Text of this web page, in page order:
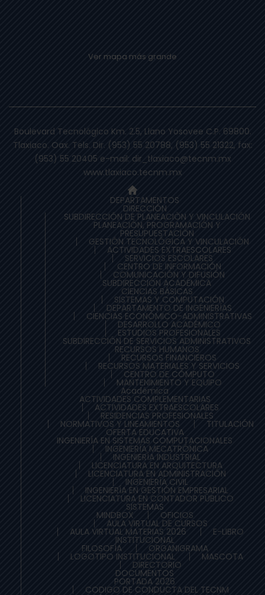
Ver mapa más grande
Boulevard Tecnológico Km. 2.5, Llano Yosovee C.P. 69800.
Tlaxiaco. Oax. Tels. Dir. (953) 55 20788, (953) 55 21322, fax:
(953) 55 20405 e-mail: dir_tlaxiaco@tecnm.mx
www.tlaxiaco.tecnm.mx
DEPARTAMENTOS
DIRECCIÓN
SUBDIRECCIÓN DE PLANEACIÒN Y VINCULACIÓN
PLANEACIÓN, PROGRAMACIÓN Y
PRESUPUESTACIÓN
GESTIÓN TECNOLÓGICA Y VINCULACIÓN
ACTIVIDADES EXTRAESCOLARES
SERVICIOS ESCOLARES
CENTRO DE INFORMACIÓN
COMUNICACIÓN Y DIFUSIÓN
SUBDIRECCIÓN ACADÉMICA
CIENCIAS BÁSICAS
SISTEMAS Y COMPUTACIÓN
DEPARTAMENTO DE INGENIERÍAS
CIENCIAS ECONÓMICO-ADMINISTRATIVAS
DESARROLLO ACADÉMICO
ESTUDIOS PROFESIONALES
SUBDIRECCIÓN DE SERVICIOS ADMINISTRATIVOS
RECURSOS HUMANOS
RECURSOS FINANCIEROS
RECURSOS MATERIALES Y SERVICIOS
CENTRO DE CÓMPUTO
MANTENIMIENTO Y EQUIPO
Académica
ACTIVIDADES COMPLEMENTARIAS
ACTIVIDADES EXTRAESCOLARES
RESIDENCIAS PROFESIONALES
NORMATIVOS Y LINEAMIENTOS TITULACIÓN
OFERTA EDUCATIVA
INGENIERÍA EN SISTEMAS COMPUTACIONALES
INGENIERÍA MECATRÓNICA
INGENIERÍA INDUSTRIAL
LICENCIATURA EN ARQUITECTURA
LICENCIATURA EN ADMINISTRACIÓN
INGENIERÍA CIVIL
INGENIERÍA EN GESTIÓN EMPRESARIAL
LICENCIATURA EN CONTADOR PÚBLICO
SISTEMAS
MINDBOX OFICIOS
AULA VIRTUAL DE CURSOS
AULA VIRTUAL MATERIAS 2026 E-LIBRO
INSTITUCIONAL
FILOSOFÍA ORGANIGRAMA
LOGOTIPO INSTITUCIONAL MASCOTA
DIRECTORIO
DOCUMENTOS
PORTADA 2026
CODIGO DE CONDUCTA DEL TECNM